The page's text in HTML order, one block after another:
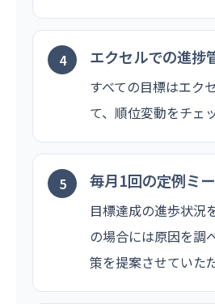
エクセルでの進捗
すべての目標はエク
て、順位変動をチェ
毎月1回の定例ミ
目標達成の進歩状況
の場合には原因を調
策を提案させていた